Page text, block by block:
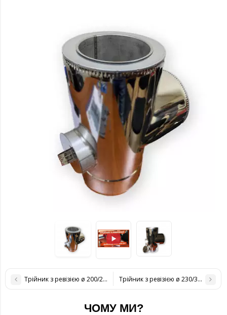
Трійник з ревізією ø 200/260 н / оц 1 ммТрійник з ревізією ø 230/300 н / оц
ЧОМУ МИ?